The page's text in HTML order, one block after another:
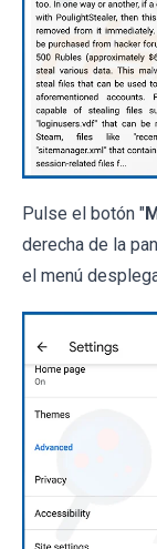
Pulse el botón "
derecha de la
el menú